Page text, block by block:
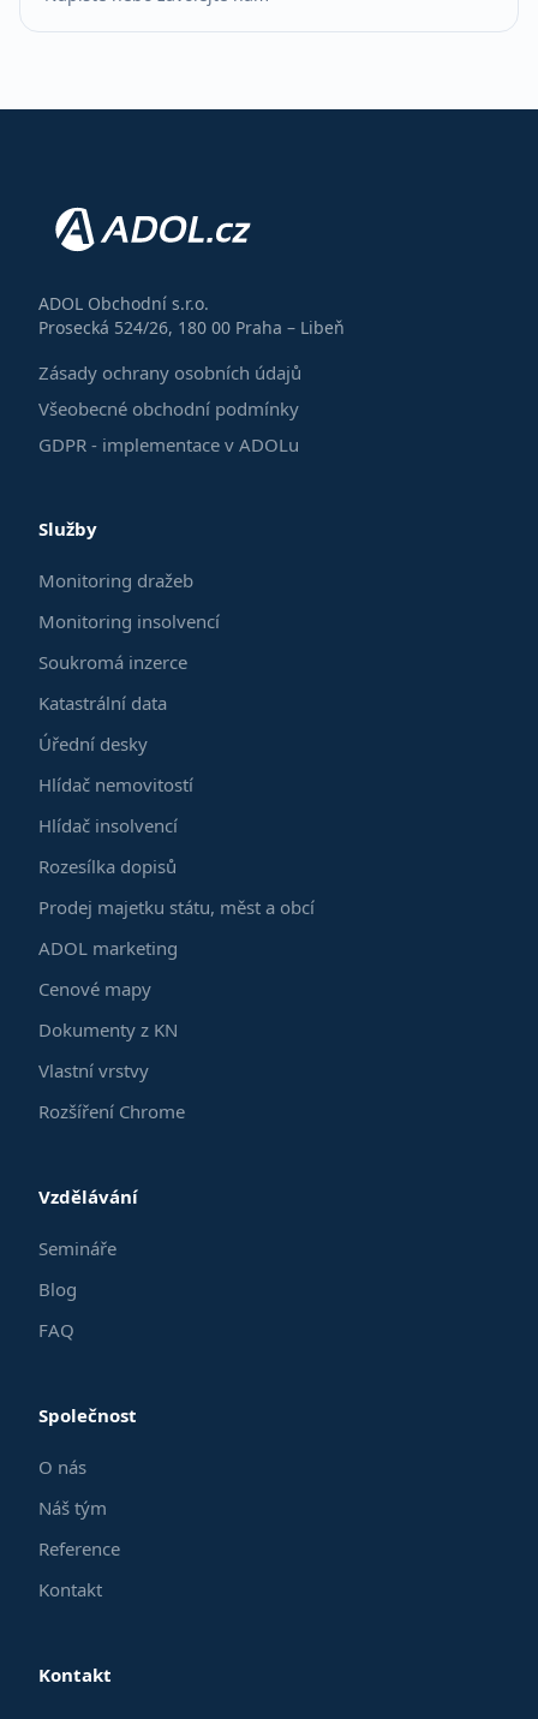
ADOL Obchodní s.r.o.
Prosecká 524/26, 180 00 Praha – Libeň
Zásady ochrany osobních údajů
Všeobecné obchodní podmínky
GDPR - implementace v ADOLu
Služby
Monitoring dražeb
Monitoring insolvencí
Soukromá inzerce
Katastrální data
Úřední desky
Hlídač nemovitostí
Hlídač insolvencí
Rozesílka dopisů
Prodej majetku státu, měst a obcí
ADOL marketing
Cenové mapy
Dokumenty z KN
Vlastní vrstvy
Rozšíření Chrome
Vzdělávání
Semináře
Blog
FAQ
Společnost
O nás
Náš tým
Reference
Kontakt
Kontakt